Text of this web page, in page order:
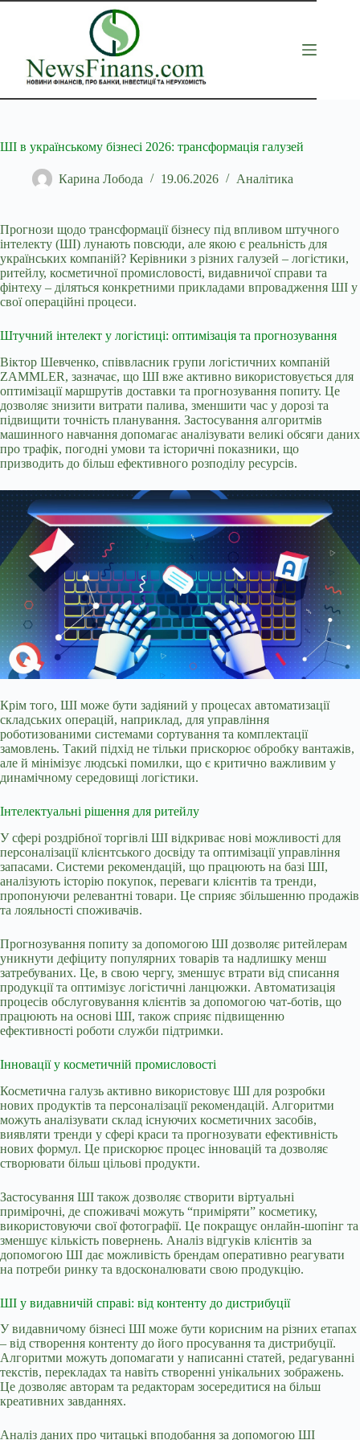
Перейти
ШІ в українському бізнесі 2026: трансформація галузей
Карина Лобода 19.06.2026 Аналітика
Прогнози щодо трансформації бізнесу під впливом штучного
інтелекту (ШІ) лунають повсюди, але якою є реальність для
українських компаній? Керівники з різних галузей – логістики,
ритейлу, косметичної промисловості, видавничої справи та
фінтеху – діляться конкретними прикладами впровадження ШІ у
свої операційні процеси.
Штучний інтелект у логістиці: оптимізація та прогнозування
Віктор Шевченко, співвласник групи логістичних компаній
ZAMMLER, зазначає, що ШІ вже активно використовується для
оптимізації маршрутів доставки та прогнозування попиту. Це
дозволяє знизити витрати палива, зменшити час у дорозі та
підвищити точність планування. Застосування алгоритмів
машинного навчання допомагає аналізувати великі обсяги даних
про трафік, погодні умови та історичні показники, що
призводить до більш ефективного розподілу ресурсів.
Крім того, ШІ може бути задіяний у процесах автоматизації
складських операцій, наприклад, для управління
роботизованими системами сортування та комплектації
замовлень. Такий підхід не тільки прискорює обробку вантажів,
але й мінімізує людські помилки, що є критично важливим у
динамічному середовищі логістики.
Інтелектуальні рішення для ритейлу
У сфері роздрібної торгівлі ШІ відкриває нові можливості для
персоналізації клієнтського досвіду та оптимізації управління
запасами. Системи рекомендацій, що працюють на базі ШІ,
аналізують історію покупок, переваги клієнтів та тренди,
пропонуючи релевантні товари. Це сприяє збільшенню продажів
та лояльності споживачів.
Прогнозування попиту за допомогою ШІ дозволяє ритейлерам
уникнути дефіциту популярних товарів та надлишку менш
затребуваних. Це, в свою чергу, зменшує втрати від списання
продукції та оптимізує логістичні ланцюжки. Автоматизація
процесів обслуговування клієнтів за допомогою чат-ботів, що
працюють на основі ШІ, також сприяє підвищенню
ефективності роботи служби підтримки.
Інновації у косметичній промисловості
Косметична галузь активно використовує ШІ для розробки
нових продуктів та персоналізації рекомендацій. Алгоритми
можуть аналізувати склад існуючих косметичних засобів,
виявляти тренди у сфері краси та прогнозувати ефективність
нових формул. Це прискорює процес інновацій та дозволяє
створювати більш цільові продукти.
Застосування ШІ також дозволяє створити віртуальні
примірочні, де споживачі можуть “приміряти” косметику,
використовуючи свої фотографії. Це покращує онлайн-шопінг та
зменшує кількість повернень. Аналіз відгуків клієнтів за
допомогою ШІ дає можливість брендам оперативно реагувати
на потреби ринку та вдосконалювати свою продукцію.
ШІ у видавничій справі: від контенту до дистрибуції
У видавничому бізнесі ШІ може бути корисним на різних етапах
– від створення контенту до його просування та дистрибуції.
Алгоритми можуть допомагати у написанні статей, редагуванні
текстів, перекладах та навіть створенні унікальних зображень.
Це дозволяє авторам та редакторам зосередитися на більш
креативних завданнях.
Аналіз даних про читацькі вподобання за допомогою ШІ